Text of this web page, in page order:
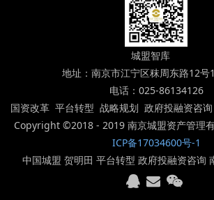
城盟智库
地址：南京市江宁区秣周东路12号
电话：025-86134126
国资改革 平台转型 战略规划 政府投融资咨
Copyright ©2018 - 2019 南京城盟资产管理
ICP备17034600号-1
中国城盟 贺明田 平台转型 政府投融资咨询